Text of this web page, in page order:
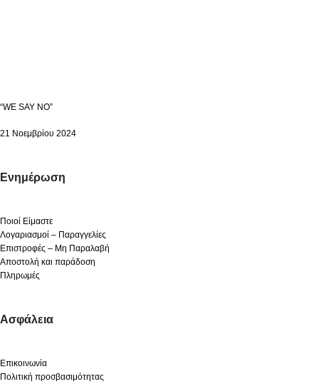
“WE SAY NO”
21 Νοεμβρίου 2024
Ενημέρωση
Ποιοί Είμαστε
Λογαριασμοί – Παραγγελίες
Επιστροφές – Μη Παραλαβή
Αποστολή και παράδοση
Πληρωμές
Ασφάλεια
Επικοινωνία
Πολιτική προσβασιμότητας